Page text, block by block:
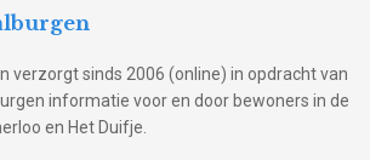
verzorgt sinds 2006 (online) in opdracht van
informatie voor en door bewoners in de
en Het Duifje.